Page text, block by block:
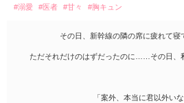
#溺愛 #医者 #甘々 #胸キュン
その日、新幹線の隣の席に疲れて寝
ただそれだけのはずだったのに……その日、
「案外、本当に君以外いな